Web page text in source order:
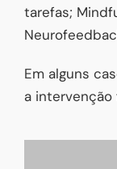
tarefas;
Em alguns
a intervenção